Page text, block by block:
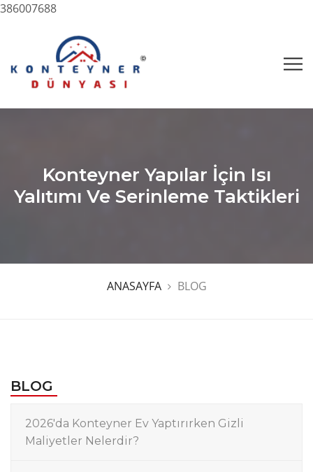
386007688
Konteyner Yapılar İçin Isı
Yalıtımı Ve Serinleme Taktikleri
ANASAYFA BLOG
BLOG
2026'da Konteyner Ev Yaptırırken Gizli
Maliyetler Nelerdir?